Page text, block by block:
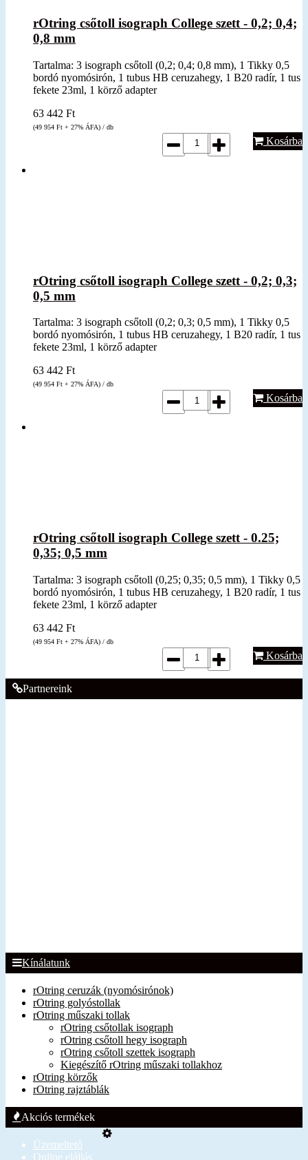
rOtring csőtoll isograph College szett - 0,2; 0,4;
0,8 mm
Tartalma: 3 isograph csőtoll (0,2; 0,4; 0,8 mm), 1 Tikky 0,5
bordó nyomósirón, 1 tubus HB ceruzahegy, 1 B20 radír, 1 tus
fekete 23ml, 1 körző adapter
63 442 Ft
(49 954 Ft + 27% ÁFA) / db
Kosárba
rOtring csőtoll isograph College szett - 0,2; 0,3;
0,5 mm
Tartalma: 3 isograph csőtoll (0,2; 0,3; 0,5 mm), 1 Tikky 0,5
bordó nyomósirón, 1 tubus HB ceruzahegy, 1 B20 radír, 1 tus
fekete 23ml, 1 körző adapter
63 442 Ft
(49 954 Ft + 27% ÁFA) / db
Kosárba
rOtring csőtoll isograph College szett - 0.25;
0,35; 0,5 mm
Tartalma: 3 isograph csőtoll (0,25; 0,35; 0,5 mm), 1 Tikky 0,5
bordó nyomósirón, 1 tubus HB ceruzahegy, 1 B20 radír, 1 tus
fekete 23ml, 1 körző adapter
63 442 Ft
(49 954 Ft + 27% ÁFA) / db
Kosárba
Partnereink
Kínálatunk
rOtring ceruzák (nyomósirónok)
rOtring golyóstollak
rOtring műszaki tollak
rOtring csőtollak isograph
rOtring csőtoll hegy isograph
rOtring csőtoll szettek isograph
Kiegészítő rOtring műszaki tollakhoz
rOtring körzők
rOtring rajztáblák
Akciós termékek
Üzemeltető
Online elállás